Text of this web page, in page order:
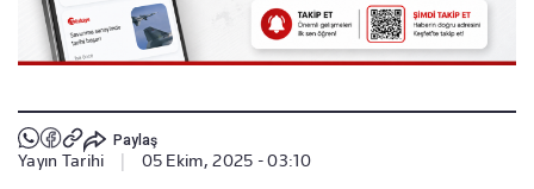
Paylaş
Yayın Tarihi 05 Ekim, 2025 - 03:10